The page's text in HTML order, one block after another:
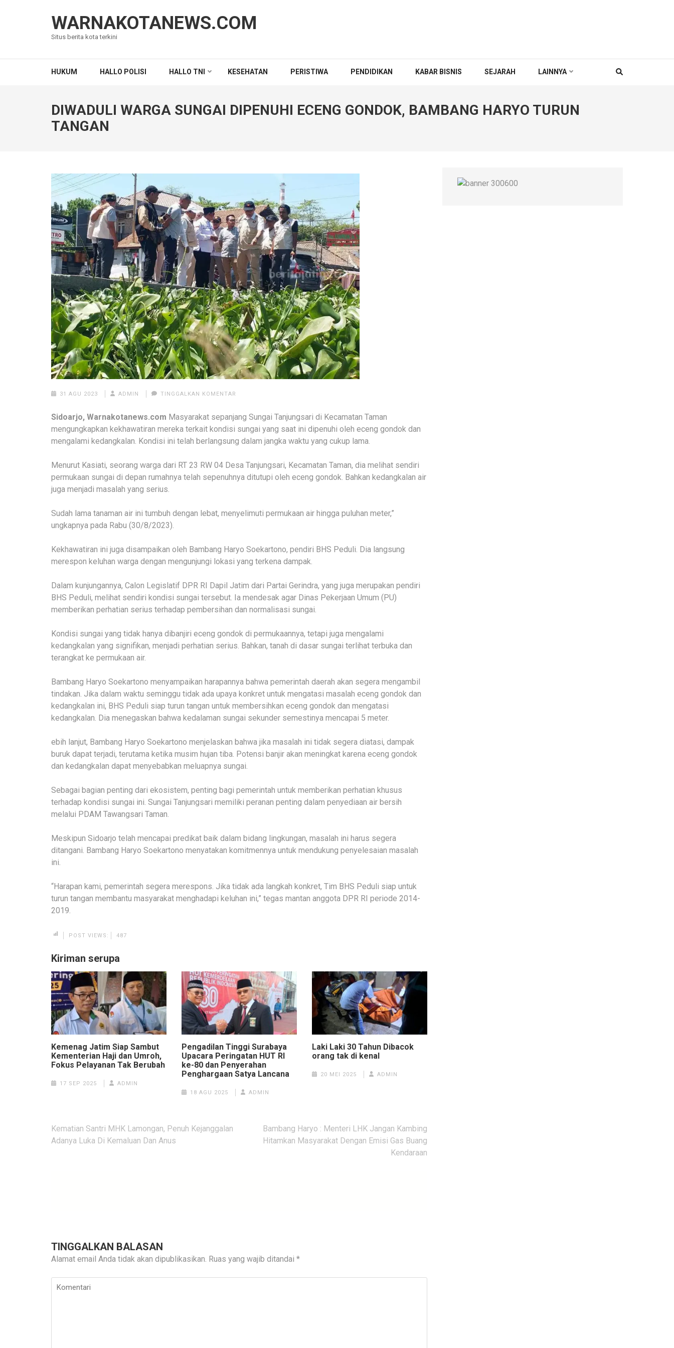
WARNAKOTANEWS.COM
Situs berita kota terkini
HUKUM HALLO POLISI HALLO TNI KESEHATAN PERISTIWA PENDIDIKAN KABAR BISNIS SEJARAH LAINNYA
DIWADULI WARGA SUNGAI DIPENUHI ECENG GONDOK, BAMBANG HARYO TURUN
TANGAN
31 AGU 2023 ADMIN TINGGALKAN KOMENTAR
Sidoarjo, Warnakotanews.com Masyarakat sepanjang Sungai Tanjungsari di Kecamatan Taman
mengungkapkan kekhawatiran mereka terkait kondisi sungai yang saat ini dipenuhi oleh eceng gondok dan
mengalami kedangkalan. Kondisi ini telah berlangsung dalam jangka waktu yang cukup lama.
Menurut Kasiati, seorang warga dari RT 23 RW 04 Desa Tanjungsari, Kecamatan Taman, dia melihat sendiri
permukaan sungai di depan rumahnya telah sepenuhnya ditutupi oleh eceng gondok. Bahkan kedangkalan air
juga menjadi masalah yang serius.
Sudah lama tanaman air ini tumbuh dengan lebat, menyelimuti permukaan air hingga puluhan meter,”
ungkapnya pada Rabu (30/8/2023).
Kekhawatiran ini juga disampaikan oleh Bambang Haryo Soekartono, pendiri BHS Peduli. Dia langsung
merespon keluhan warga dengan mengunjungi lokasi yang terkena dampak.
Dalam kunjungannya, Calon Legislatif DPR RI Dapil Jatim dari Partai Gerindra, yang juga merupakan pendiri
BHS Peduli, melihat sendiri kondisi sungai tersebut. Ia mendesak agar Dinas Pekerjaan Umum (PU)
memberikan perhatian serius terhadap pembersihan dan normalisasi sungai.
Kondisi sungai yang tidak hanya dibanjiri eceng gondok di permukaannya, tetapi juga mengalami
kedangkalan yang signifikan, menjadi perhatian serius. Bahkan, tanah di dasar sungai terlihat terbuka dan
terangkat ke permukaan air.
Bambang Haryo Soekartono menyampaikan harapannya bahwa pemerintah daerah akan segera mengambil
tindakan. Jika dalam waktu seminggu tidak ada upaya konkret untuk mengatasi masalah eceng gondok dan
kedangkalan ini, BHS Peduli siap turun tangan untuk membersihkan eceng gondok dan mengatasi
kedangkalan. Dia menegaskan bahwa kedalaman sungai sekunder semestinya mencapai 5 meter.
ebih lanjut, Bambang Haryo Soekartono menjelaskan bahwa jika masalah ini tidak segera diatasi, dampak
buruk dapat terjadi, terutama ketika musim hujan tiba. Potensi banjir akan meningkat karena eceng gondok
dan kedangkalan dapat menyebabkan meluapnya sungai.
Sebagai bagian penting dari ekosistem, penting bagi pemerintah untuk memberikan perhatian khusus
terhadap kondisi sungai ini. Sungai Tanjungsari memiliki peranan penting dalam penyediaan air bersih
melalui PDAM Tawangsari Taman.
Meskipun Sidoarjo telah mencapai predikat baik dalam bidang lingkungan, masalah ini harus segera
ditangani. Bambang Haryo Soekartono menyatakan komitmennya untuk mendukung penyelesaian masalah
ini.
“Harapan kami, pemerintah segera merespons. Jika tidak ada langkah konkret, Tim BHS Peduli siap untuk
turun tangan membantu masyarakat menghadapi keluhan ini,” tegas mantan anggota DPR RI periode 2014-
2019.
POST VIEWS: 487
Kiriman serupa
Kemenag Jatim Siap Sambut
Kementerian Haji dan Umroh,
Fokus Pelayanan Tak Berubah
17 SEP 2025 ADMIN
Pengadilan Tinggi Surabaya
Upacara Peringatan HUT RI
ke-80 dan Penyerahan
Penghargaan Satya Lancana
18 AGU 2025 ADMIN
Laki Laki 30 Tahun Dibacok
orang tak di kenal
20 MEI 2025 ADMIN
Navigasi
pos
Kematian Santri MHK Lamongan, Penuh Kejanggalan
Adanya Luka Di Kemaluan Dan Anus
Bambang Haryo : Menteri LHK Jangan Kambing
Hitamkan Masyarakat Dengan Emisi Gas Buang
Kendaraan
TINGGALKAN BALASAN
Alamat email Anda tidak akan dipublikasikan. Ruas yang wajib ditandai *
Komentari